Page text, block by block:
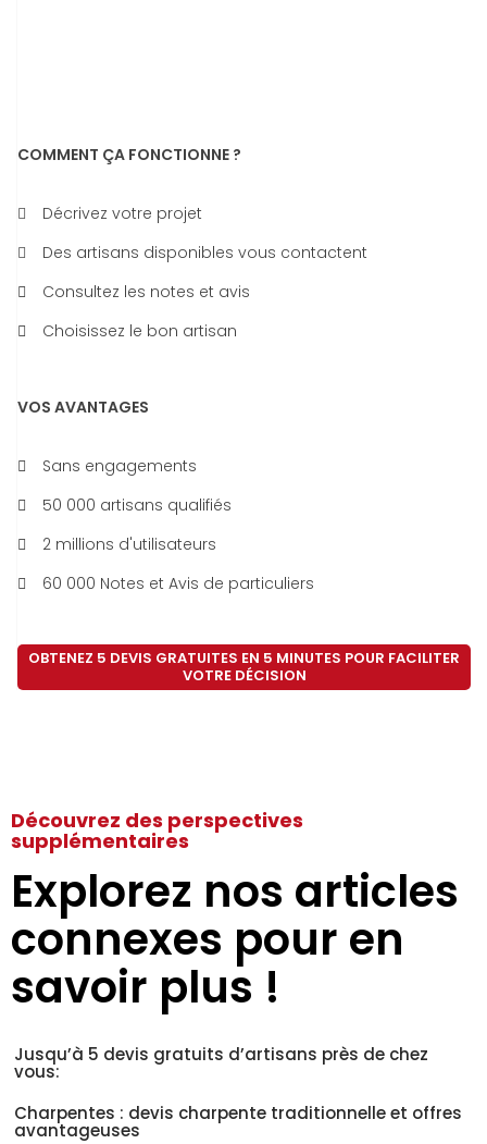
COMMENT ÇA FONCTIONNE ?
Décrivez votre projet
Des artisans disponibles vous contactent
Consultez les notes et avis
Choisissez le bon artisan
VOS AVANTAGES
Sans engagements
50 000 artisans qualifiés
2 millions d'utilisateurs
60 000 Notes et Avis de particuliers
OBTENEZ 5 DEVIS GRATUITES EN 5 MINUTES POUR FACILITER
VOTRE DÉCISION
Découvrez des perspectives
supplémentaires
Explorez nos articles
connexes pour en
savoir plus !
Jusqu’à 5 devis gratuits d’artisans près de chez
vous:
Charpentes : devis charpente traditionnelle et offres
avantageuses